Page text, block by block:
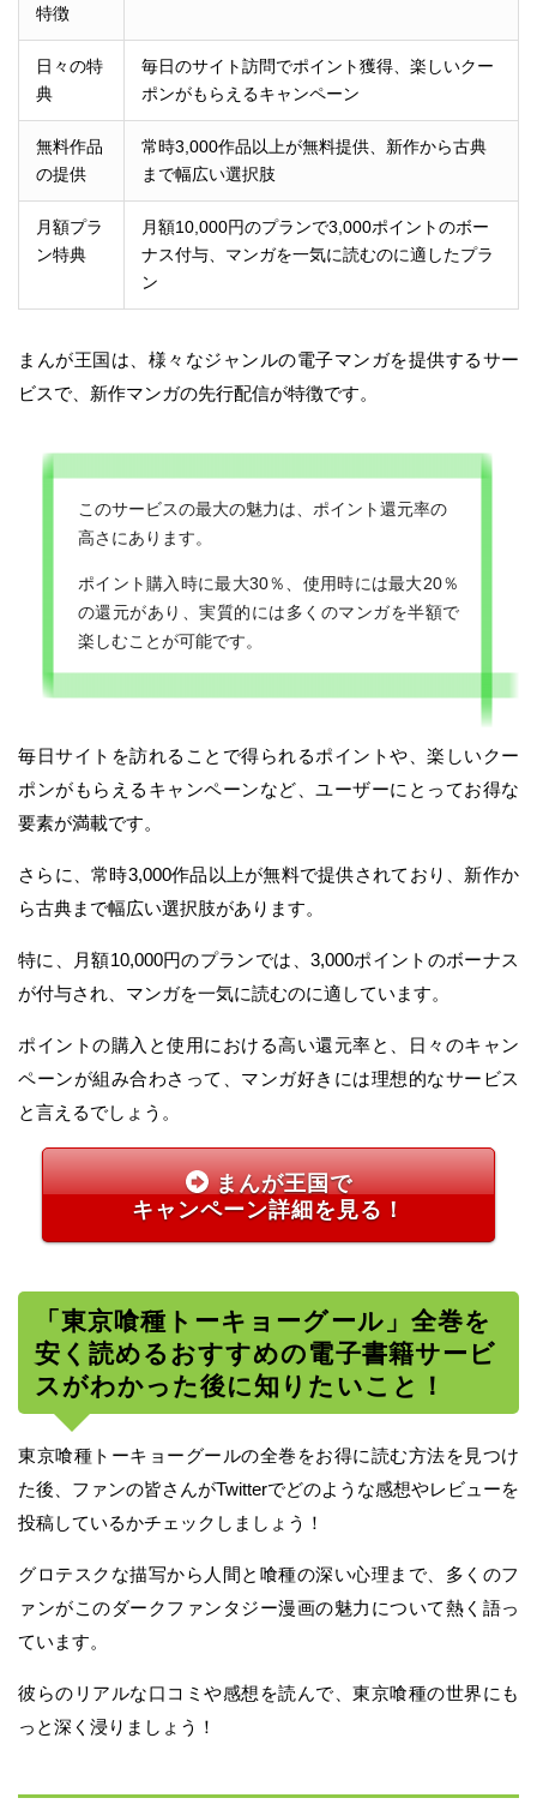
特徴
日々の特
典
毎日のサイト訪問でポイント獲得、楽しいクー
ポンがもらえるキャンペーン
無料作品
の提供
常時3,000作品以上が無料提供、新作から古典
まで幅広い選択肢
月額プラ
ン特典
月額10,000円のプランで3,000ポイントのボー
ナス付与、マンガを一気に読むのに適したプラ
ン
まんが王国は、様々なジャンルの電子マンガを提供するサー
ビスで、新作マンガの先行配信が特徴です。
このサービスの最大の魅力は、ポイント還元率の
高さにあります。
ポイント購入時に最大30％、使用時には最大20％
の還元があり、実質的には多くのマンガを半額で
楽しむことが可能です。
毎日サイトを訪れることで得られるポイントや、楽しいクー
ポンがもらえるキャンペーンなど、ユーザーにとってお得な
要素が満載です。
さらに、常時3,000作品以上が無料で提供されており、新作か
ら古典まで幅広い選択肢があります。
特に、月額10,000円のプランでは、3,000ポイントのボーナス
が付与され、マンガを一気に読むのに適しています。
ポイントの購入と使用における高い還元率と、日々のキャン
ペーンが組み合わさって、マンガ好きには理想的なサービス
と言えるでしょう。
まんが王国で
キャンペーン詳細を見る！
「東京喰種トーキョーグール」全巻を
安く読めるおすすめの電子書籍サービ
スがわかった後に知りたいこと！
東京喰種トーキョーグールの全巻をお得に読む方法を見つけ
た後、ファンの皆さんがTwitterでどのような感想やレビューを
投稿しているかチェックしましょう！
グロテスクな描写から人間と喰種の深い心理まで、多くのフ
ァンがこのダークファンタジー漫画の魅力について熱く語っ
ています。
彼らのリアルな口コミや感想を読んで、東京喰種の世界にも
っと深く浸りましょう！